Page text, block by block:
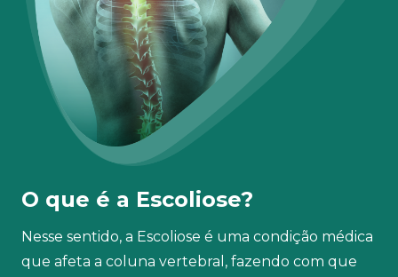
O que é a Escoliose?
Nesse sentido, a Escoliose é uma condição médica
que afeta a coluna vertebral, fazendo com que